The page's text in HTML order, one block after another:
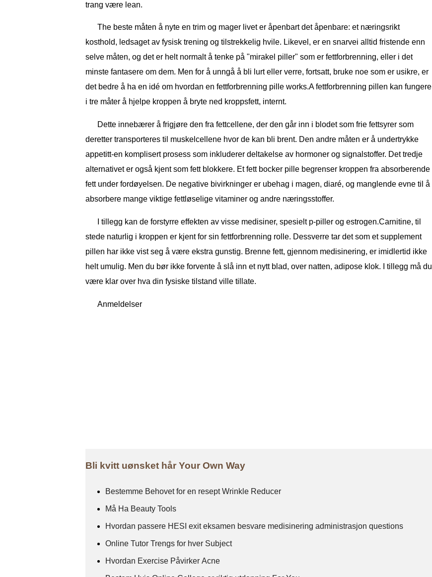
trang være lean.
The beste måten å nyte en trim og mager livet er åpenbart det åpenbare: et næringsrikt
kosthold, ledsaget av fysisk trening og tilstrekkelig hvile. Likevel, er en snarvei alltid fristende enn
selve måten, og det er helt normalt å tenke på "mirakel piller" som er fettforbrenning, eller i det
minste fantasere om dem. Men for å unngå å bli lurt eller verre, fortsatt, bruke noe som er usikre, er
det bedre å ha en idé om hvordan en fettforbrenning pille works.A fettforbrenning pillen kan fungere
i tre måter å hjelpe kroppen å bryte ned kroppsfett, internt.
Dette innebærer å frigjøre den fra fettcellene, der den går inn i blodet som frie fettsyrer som
deretter transporteres til muskelcellene hvor de kan bli brent. Den andre måten er å undertrykke
appetitt-en komplisert prosess som inkluderer deltakelse av hormoner og signalstoffer. Det tredje
alternativet er også kjent som fett blokkere. Et fett bocker pille begrenser kroppen fra absorberende
fett under fordøyelsen. De negative bivirkninger er ubehag i magen, diaré, og manglende evne til å
absorbere mange viktige fettløselige vitaminer og andre næringsstoffer.
I tillegg kan de forstyrre effekten av visse medisiner, spesielt p-piller og estrogen.Carnitine, til
stede naturlig i kroppen er kjent for sin fettforbrenning rolle. Dessverre tar det som et supplement
pillen har ikke vist seg å være ekstra gunstig. Brenne fett, gjennom medisinering, er imidlertid ikke
helt umulig. Men du bør ikke forvente å slå inn et nytt blad, over natten, adipose klok. I tillegg må du
være klar over hva din fysiske tilstand ville tillate.
Anmeldelser
Bli kvitt uønsket hår Your Own Way
Bestemme Behovet for en resept Wrinkle Reducer
Må Ha Beauty Tools
Hvordan passere HESI exit eksamen besvare medisinering administrasjon questions
Online Tutor Trengs for hver Subject
Hvordan Exercise Påvirker Acne